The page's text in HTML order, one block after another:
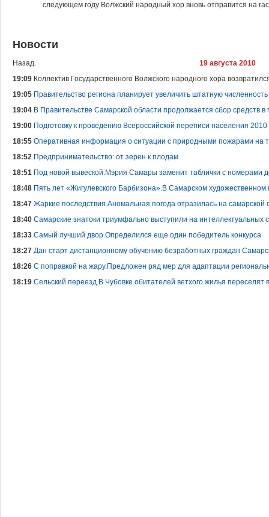
следующем году Волжский народный хор вновь отправится на
Новости
Назад.
19 августа 2010
19:09 Коллектив Государственного Волжского народного хора
19:05 Правительство региона планирует увеличить штатную
19:04 В Правительстве Самарской области продолжается сбор средств
19:00 Подготовку к проведению Всероссийской переписи населения
18:55 Оперативная информация о ситуации с природными пожарами на
18:52 Предпринимательство: от зерен к плодам
18:51 Под новой вывеской.Мэрия Самары заменит таблички с номерами
18:48 Пять лет «Жигулевского Барбизона».В Самарском художественном
18:47 Жаркие последствия.Аномальная погода отразилась на
18:40 Самарские знатоки триумфально выступили на интеллектуальных
18:33 Самый лучший двор.Определился еще один победитель конкурса
18:27 Дан старт дистанционному обучению безработных граждан
18:26 С поправкой на жару.Предложен ряд мер для адаптации
18:19 Сельский переезд.В Чубовке обитателей ветхого жилья переселят